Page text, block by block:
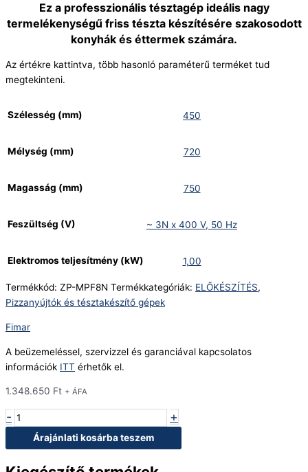
Ez a professzionális tésztagép ideális nagy
termelékenységű friss tészta készítésére szakosodott
konyhák és éttermek számára.
Az értékre kattintva, több hasonló paraméterű terméket tud
megtekinteni.
Szélesség (mm) 450
Mélység (mm) 720
Magasság (mm) 750
Feszültség (V) ~ 3N x 400 V, 50 Hz
Elektromos teljesítmény (kW) 1,00
Termékkód: ZP-MPF8N Termékkategóriák: ELŐKÉSZÍTÉS,
Pizzanyújtók és tésztakészítő gépek
Fimar
A beüzemeléssel, szervizzel és garanciával kapcsolatos
információk ITT érhetők el.
1.348.650 Ft + ÁFA
- +
Árajánlati kosárba teszem